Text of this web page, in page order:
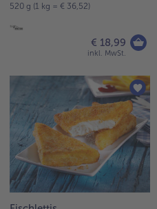
520 g (1 kg = € 36,52)
€ 18,99
inkl. MwSt.